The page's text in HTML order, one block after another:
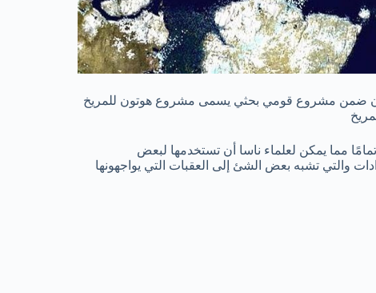
ديفون ضمن مشروع قومي بحثي يسمى مشروع هوتون للمريخ
مما يمكن لعلماء ناسا أن تستخدمها لبعض
والتي تشبه بعض الشئ إلى العقبات التي يواجهونها